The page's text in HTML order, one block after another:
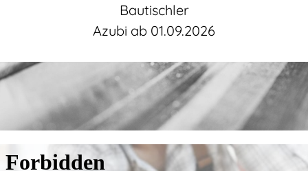
Bautischler
Azubi ab 01.09.2026